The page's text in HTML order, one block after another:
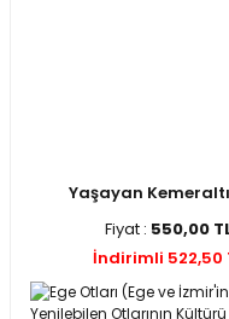
Yaşayan Kemeraltı
Fiyat : 550,00
İndirimli 522,50